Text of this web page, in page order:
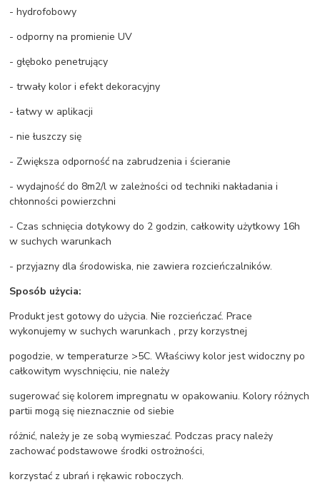
- hydrofobowy
- odporny na promienie UV
- głęboko penetrujący
- trwały kolor i efekt dekoracyjny
- łatwy w aplikacji
- nie łuszczy się
- Zwiększa odporność na zabrudzenia i ścieranie
- wydajność do 8m2/l w zależności od techniki nakładania i
chłonności powierzchni
- Czas schnięcia dotykowy do 2 godzin, całkowity użytkowy 16h
w suchych warunkach
- przyjazny dla środowiska, nie zawiera rozcieńczalników.
Sposób użycia:
Produkt jest gotowy do użycia. Nie rozcieńczać. Prace
wykonujemy w suchych warunkach , przy korzystnej
pogodzie, w temperaturze >5C. Właściwy kolor jest widoczny po
całkowitym wyschnięciu, nie należy
sugerować się kolorem impregnatu w opakowaniu. Kolory różnych
partii mogą się nieznacznie od siebie
różnić, należy je ze sobą wymieszać. Podczas pracy należy
zachować podstawowe środki ostrożności,
korzystać z ubrań i rękawic roboczych.